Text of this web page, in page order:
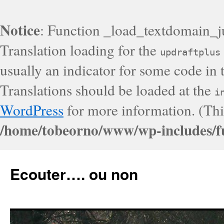
Notice: Function
Translation loading for the updraftplus
usually an indicator for some code
Translations should be loaded at the
WordPressfor more information.
/home/tobeorno/www/wp-includes/
Ecouter…. ou non